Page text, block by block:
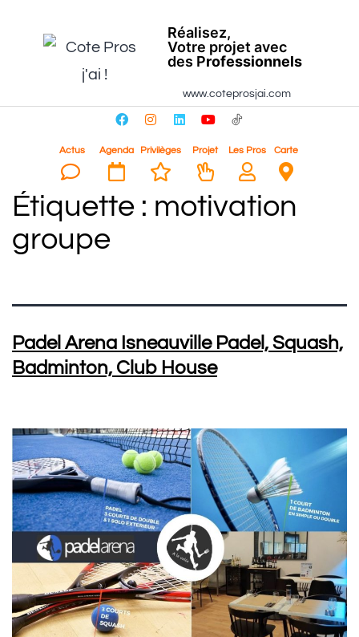
Réalisez,
Votre projet avec
des Professionnels
www.coteprosjai.com
Actus Agenda Privilèges Projet Les Pros Carte
Étiquette : motivation
groupe
Padel Arena Isneauville Padel, Squash,
Badminton, Club House